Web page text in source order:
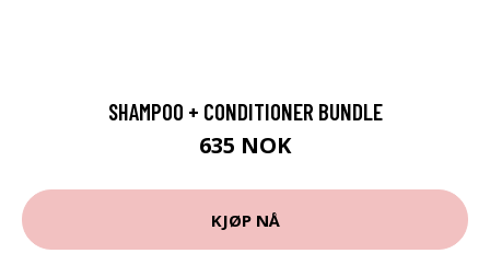
SHAMPOO + CONDITIONER BUNDLE
635 NOK
KJØP NÅ